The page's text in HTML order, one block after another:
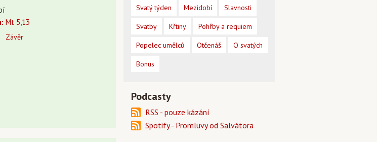
Mt 5,13
Závěr
Svatý týden Mezidobí Slavnosti
Svatby Křtiny Pohřby a requiem
Popelec umělců Otčenáš O svatých
Bonus
Podcasty
RSS - pouze kázání
Spotify - Promluvy od Salvátora